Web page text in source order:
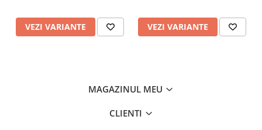
VEZI VARIANTE VEZI VARIANTE
MAGAZINUL MEU
CLIENTI